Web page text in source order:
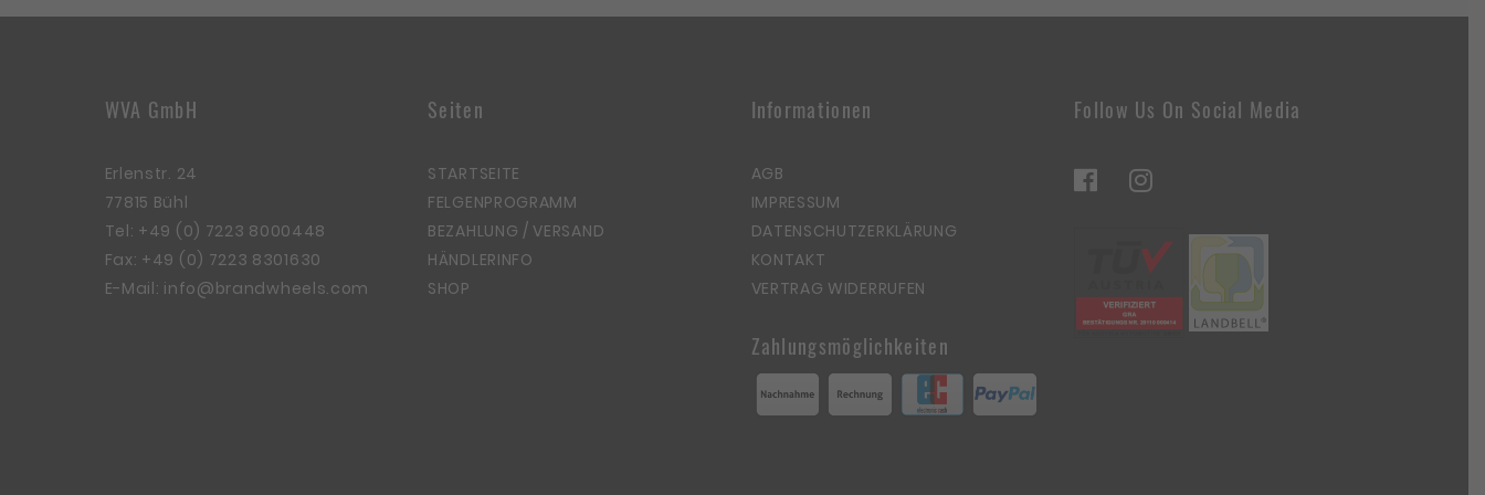
WVA GmbH
Erlenstr. 24
77815 Bühl
Tel: +49 (0) 7223 8000448
Fax: +49 (0) 7223 8301630
E-Mail: info@brandwheels.com
Seiten
STARTSEITE
FELGENPROGRAMM
BEZAHLUNG / VERSAND
HÄNDLERINFO
SHOP
Informationen
AGB
IMPRESSUM
DATENSCHUTZERKLÄRUNG
KONTAKT
VERTRAG WIDERRUFEN
Zahlungsmöglichkeiten
Follow Us On Social Media